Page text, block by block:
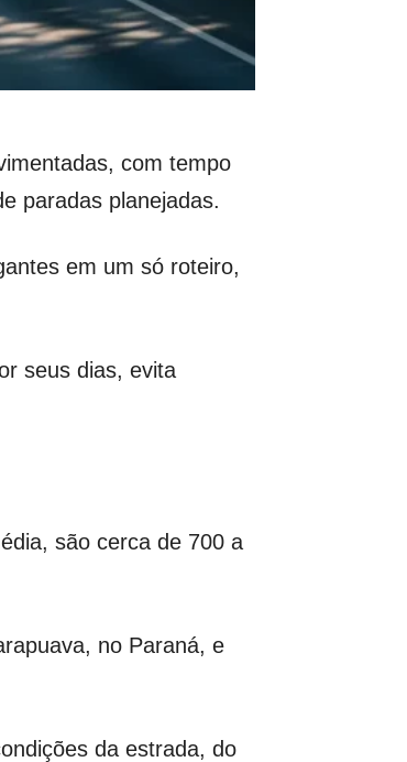
com tempo
paradas planejadas.
em um só roteiro,
seus dias, evita
são cerca de 700 a
no Paraná, e
da estrada, do